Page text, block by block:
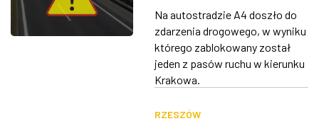
energochłonne
pod Rzeszowem
Na autostradzie A4 doszło do
zdarzenia drogowego, w wyniku
którego zablokowany został
jeden z pasów ruchu w kierunku
Krakowa.
RZESZÓW